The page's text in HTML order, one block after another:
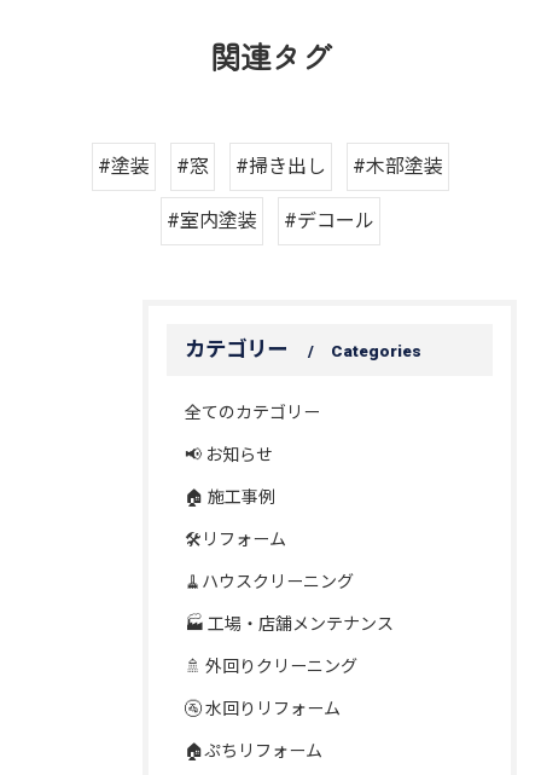
関連タグ
#塗装 #窓 #掃き出し #木部塗装
#室内塗装 #デコール
カテゴリー Categories
全てのカテゴリー
📢 お知らせ
🏠 施工事例
🛠️リフォーム
🧹ハウスクリーニング
🏭 工場・店舗メンテナンス
🚿 外回りクリーニング
🚰 水回りリフォーム
🏠ぷちリフォーム